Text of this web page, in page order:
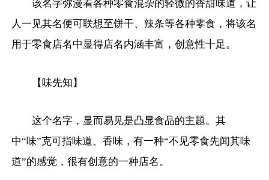
该名字弥漫着各种零食混杂的轻微的香甜味道，让
人一见其名便可联想至饼干、辣条等各种零食，将该名
用于零食店名中显得店名内涵丰富，创意性十足。
【味先知】
这个名字，显而易见是凸显食品的主题。其
中“味”克可指味道、香味，有一种“不见零食先闻其味
道”的感觉，很有创意的一种店名。